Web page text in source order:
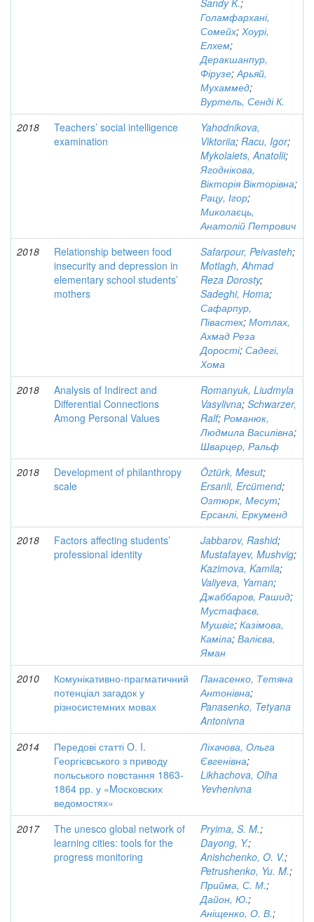
Sandy K.;
Голамфархані,
Сомейх; Хоурі,
Елхем;
Деракшанпур,
Фірузе;Арьяй,
Мухаммед;
Вуртель, Сенді К.
2018
Teachers’ social intelligence
examination
Yahodnikova,
Viktoriia; Racu, Igor;
Mykolaiets, Anatolii;
Ягоднікова,
Вікторія Вікторівна;
Рацу, Ігор;
Миколаєць,
Анатолій Петрович
2018
Relationship between food
insecurity and depression in
elementary school students’
mothers
Safarpour, Peivasteh;
Motlagh, Ahmad
Reza Dorosty;
Sadeghi, Homa;
Сафарпур,
Півастех; Мотлах,
Ахмад Реза
Дорості; Садегі,
Хома
2018
Analysis of Indirect and
Differential Connections
Among Personal Values
Romanyuk, Liudmyla
Vasylivna; Schwarzer,
Ralf; Романюк,
Людмила Василівна;
Шварцер, Ральф
2018
Development of philanthropy
scale
Öztürk, Mesut;
Ersanli, Ercümend;
Озтюрк, Месут;
Ерсанлі, Еркуменд
2018
Factors affecting students’
professional identity
Jabbarov, Rashid;
Mustafayev, Mushvig;
Kazimova, Kamila;
Valiyeva, Yaman;
Джаббаров, Рашид;
Мустафаєв,
Мушвіг; Казімова,
Каміла; Валієва,
Яман
2010
Комунікативно-прагматичний
потенціал загадок у
різносистемних мовах
Панасенко, Тетяна
Антонівна;
Panasenko, Tetyana
Antonivna
2014
Передові статті O. I.
Георгієвського з приводу
польського повстання 1863-
1864 рр. у «Mосковских
ведомостях»
Ліхачова, Ольга
Євгенівна;
Likhachova, Olha
Yevhenivna
2017
The unesco global network of
learning cities: tools for the
progress monitoring
Pryima, S. M.;
Dayong, Y.;
Anishchenko, O. V.;
Petrushenko, Yu. M.;
Прийма, С. М.;
Дайон, Ю.;
Аніщенко, О. В.;